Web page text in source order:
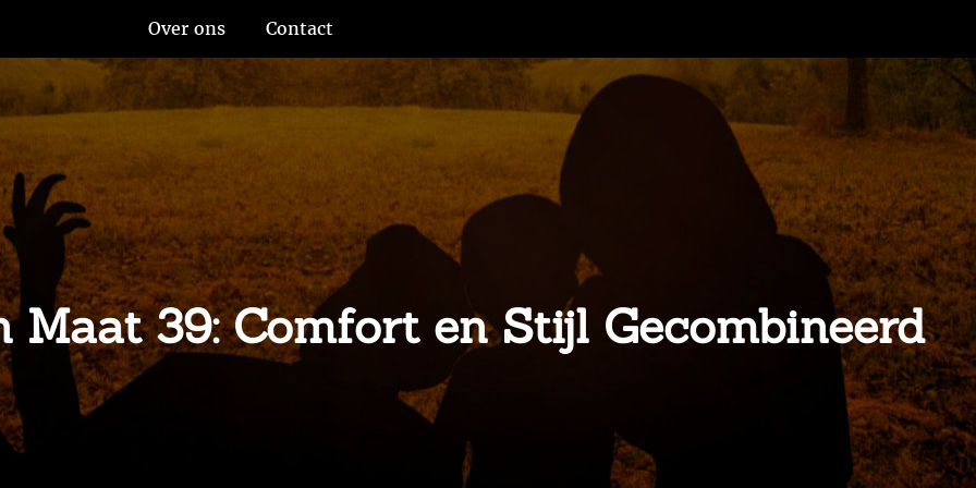
Over ons Contact
Maat 39: Comfort en Stijl Gecombineerd